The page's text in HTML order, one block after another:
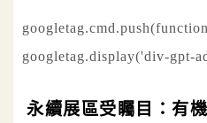
googletag.display('div-gpt-
永續展區受矚目：有